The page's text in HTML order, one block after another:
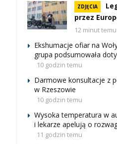
ZDJĘCIA
przez
12 minut temu
Ekshumacje ofiar na
grupa podsumowała
10 godzin temu
Darmowe konsultacje z
w Rzeszowie
10 godzin temu
Wysoka temperatura w
i lekarze apelują o
11 godzin temu